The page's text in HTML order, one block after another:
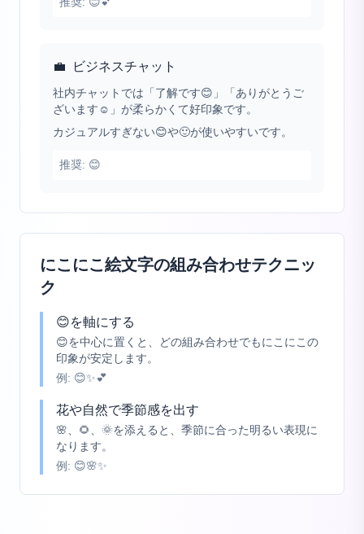
💼 ビジネスチャット
社内チャットでは「了解です😊」「ありがとうご
ざいます☺️」が柔らかくて好印象です。
カジュアルすぎない😊や🙂が使いやすいです。
推奨: 😊
にこにこ絵文字の組み合わせテクニッ
ク
😊を軸にする
😊を中心に置くと、どの組み合わせでもにこにこの
印象が安定します。
例: 😊✨💕
花や自然で季節感を出す
🌸、🌻、🌞を添えると、季節に合った明るい表現に
なります。
例: 😊🌸✨